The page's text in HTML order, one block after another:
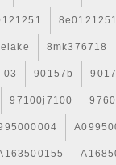
8mk376718
03 90157b
97100j7100